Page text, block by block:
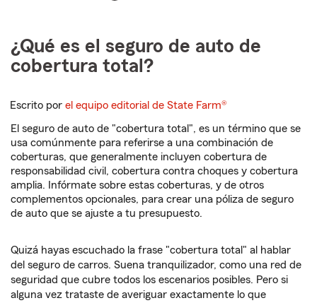
¿Qué es el seguro de auto de
cobertura total?
Escrito porel equipo editorial de State Farm®
El seguro de auto de "cobertura total", es un término que se
usa comúnmente para referirse a una combinación de
coberturas, que generalmente incluyen cobertura de
responsabilidad civil, cobertura contra choques y cobertura
amplia. Infórmate sobre estas coberturas, y de otros
complementos opcionales, para crear una póliza de seguro
de auto que se ajuste a tu presupuesto.
Quizá hayas escuchado la frase "cobertura total" al hablar
del seguro de carros. Suena tranquilizador, como una red de
seguridad que cubre todos los escenarios posibles. Pero si
alguna vez trataste de averiguar exactamente lo que